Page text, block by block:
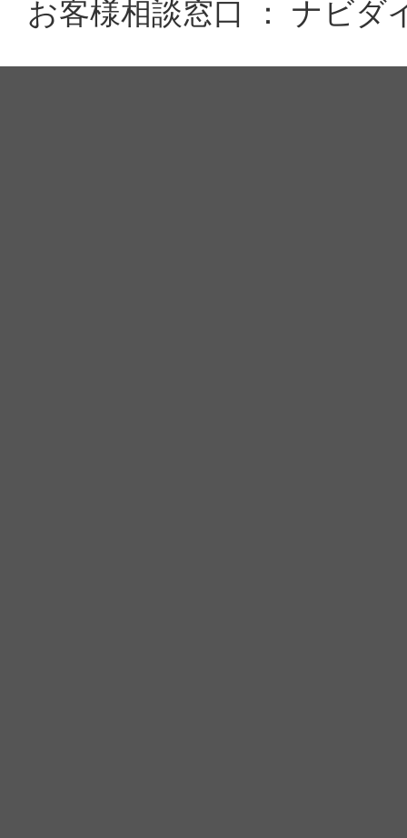
お客様相談窓口 ： ナビダ